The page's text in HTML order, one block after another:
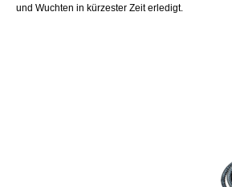
und Wuchten in kürzester Zeit erledigt.